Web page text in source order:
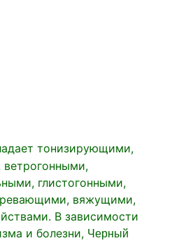
тонизирующими,
глистогонными,
вяжущими,
В зависимости
и болезни, Черный